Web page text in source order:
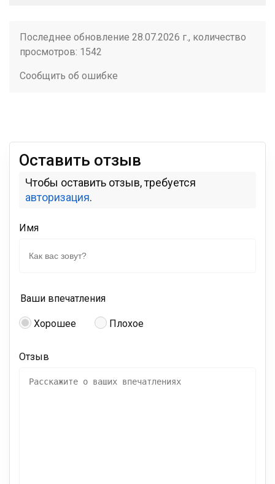
Последнее обновление 28.07.2026 г., количество
просмотров: 1542
Сообщить об ошибке
Оставить отзыв
Чтобы оставить отзыв, требуется
авторизация.
Имя
Ваши впечатления
Хорошее Плохое
Отзыв